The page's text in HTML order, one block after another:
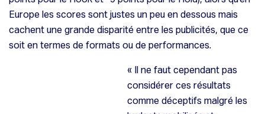
Europe les scores sont justes un peu en dessous mais
cachent une grande disparité entre les publicités, que ce
soit en termes de formats ou de performances.
« Il ne faut cependant pas
considérer ces résultats
comme déceptifs malgré les